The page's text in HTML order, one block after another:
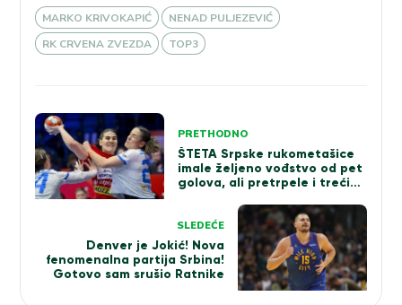
MARKO KRIVOKAPIĆ
NENAD PULJEZEVIĆ
RK CRVENA ZVEZDA
TOP3
Kretanje
članka
PRETHODNO
ŠTETA Srpske rukometašice
imale željeno vođstvo od pet
golova, ali pretrpele i treći
SLEDEĆE
Denver je Jokić! Nova
fenomenalna partija Srbina!
Gotovo sam srušio Ratnike